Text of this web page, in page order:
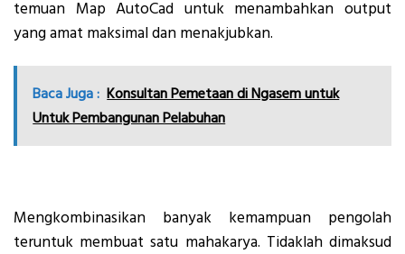
temuan Map AutoCad untuk menambahkan output
yang amat maksimal dan menakjubkan.
Baca Juga : Konsultan Pemetaan di Ngasem untuk
Untuk Pembangunan Pelabuhan
Mengkombinasikan banyak kemampuan pengolah
teruntuk membuat satu mahakarya. Tidaklah dimaksud